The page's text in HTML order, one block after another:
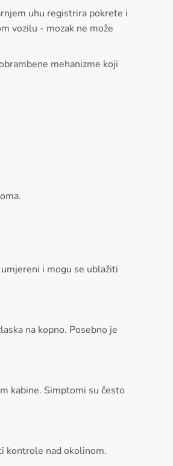
uhu registrira pokrete i
vozilu - mozak ne može
mehanizme koji
i mogu se ublažiti
na kopno. Posebno je
kabine. Simptomi su često
kontrole nad okolinom.